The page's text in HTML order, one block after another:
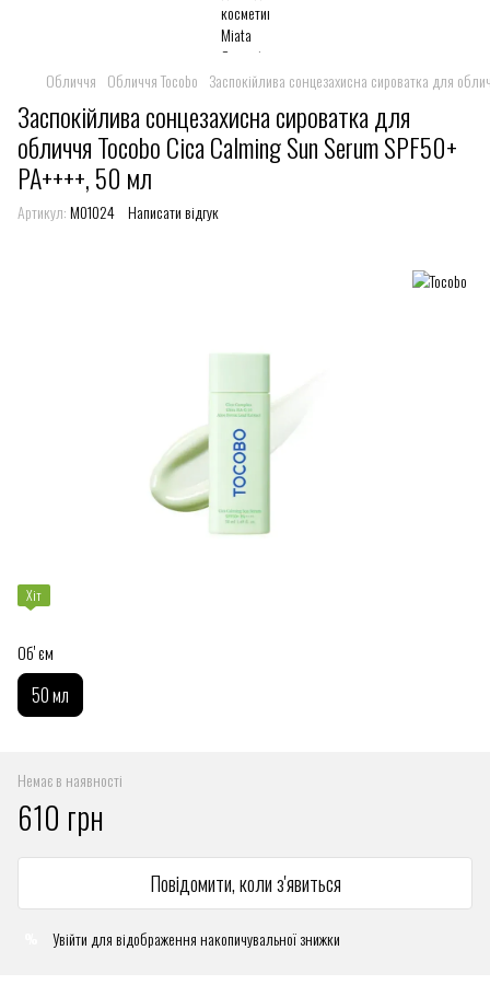
Обличчя Обличчя Tocobo Заспокійлива сонцезахисна сироватка для
Заспокійлива сонцезахисна сироватка для
обличчя Tocobo Cica Calming Sun Serum SPF50+
PA++++, 50 мл
Артикул:M01024 Написати відгук
Хіт
Обʼєм
50 мл
Немає в наявності
610 грн
Повідомити, коли з'явиться
Увійти для відображення накопичувальної знижки